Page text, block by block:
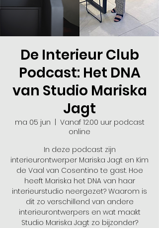
De Interieur Club
Podcast: Het DNA
van Studio Mariska
Jagt
ma 05 jun
Vanaf 12.00 uur podcast
online
In deze podcast zijn
interieurontwerper Mariska Jagt en Kim
de Vaal van Cosentino te gast. Hoe
heeft Mariska het DNA van haar
interieurstudio neergezet? Waarom is
dit zo verschillend van andere
interieurontwerpers en wat maakt
Studio Mariska Jagt zo bijzonder?